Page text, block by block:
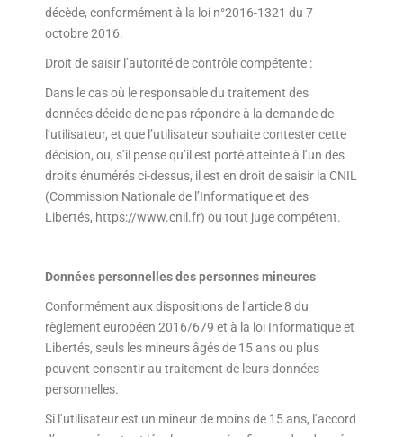
décède, conformément à la loi n°2016-1321 du 7
octobre 2016.
Droit de saisir l’autorité de contrôle compétente :
Dans le cas où le responsable du traitement des
données décide de ne pas répondre à la demande de
l’utilisateur, et que l’utilisateur souhaite contester cette
décision, ou, s’il pense qu’il est porté atteinte à l’un des
droits énumérés ci-dessus, il est en droit de saisir la CNIL
(Commission Nationale de l’Informatique et des
Libertés, https://www.cnil.fr) ou tout juge compétent.
Données personnelles des personnes mineures
Conformément aux dispositions de l’article 8 du
règlement européen 2016/679 et à la loi Informatique et
Libertés, seuls les mineurs âgés de 15 ans ou plus
peuvent consentir au traitement de leurs données
personnelles.
Si l’utilisateur est un mineur de moins de 15 ans, l’accord